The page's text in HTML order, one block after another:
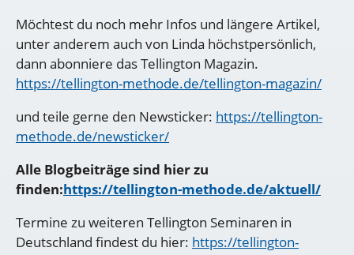
Möchtest du noch mehr Infos und längere Artikel,
unter anderem auch von Linda höchstpersönlich,
dann abonniere das Tellington Magazin.
https://tellington-methode.de/tellington-magazin/
und teile gerne den Newsticker: https://tellington-
methode.de/newsticker/
Alle Blogbeiträge sind hier zu
finden:https://tellington-methode.de/aktuell/
Termine zu weiteren Tellington Seminaren in
Deutschland findest du hier: https://tellington-